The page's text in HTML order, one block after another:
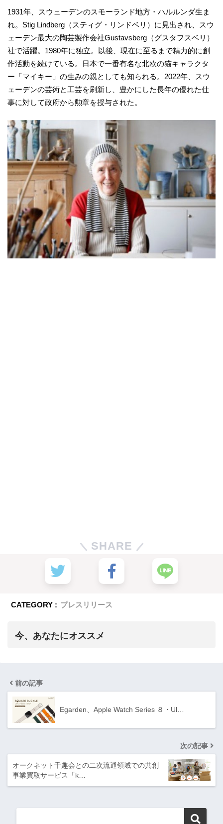
1931年、スウェーデンのスモーランド地方・ハルルンダ生ま
れ。Stig Lindberg（スティグ・リンドベリ）に見出され、スウ
ェーデン最大の陶芸製作会社Gustavsberg（グスタフスベリ）
社で活躍。1980年に独立。以後、現在に至るまで精力的に創
作活動を続けている。日本で一番有名な北欧の猫キャラクタ
ー「マイキー」の生みの親としても知られる。2022年、スウ
ェーデンの芸術と工芸を刷新し、豊かにした長年の優れた仕
事に対して政府から勲章を授与された。
SHARE
CATEGORY : プレスリリース
今、あなたにオススメ
前の記事
Egarden、Apple Watch Series ８・Ul…
次の記事
オークネット千趣会との二次流通領域での共創
事業買取サービス「k…